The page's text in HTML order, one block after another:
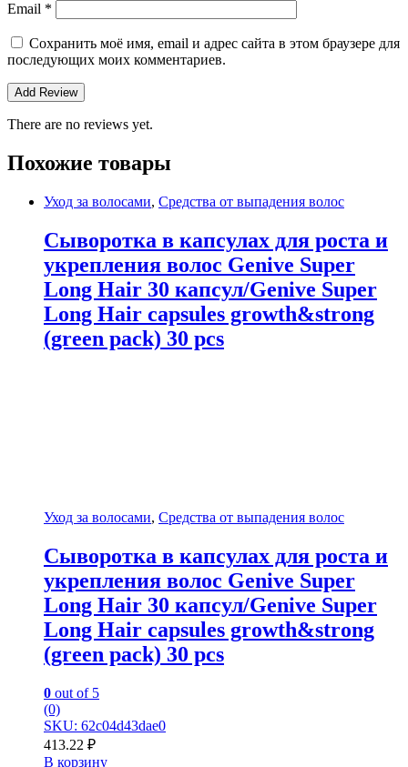
Email *
Сохранить моё имя, email и адрес сайта в этом браузере для
последующих моих комментариев.
There are no reviews yet.
Похожие товары
Уход за волосами, Средства от выпадения волос
Сыворотка в капсулах для роста и
укрепления волос Genive Super
Long Hair 30 капсул/Genive Super
Long Hair capsules growth&strong
(green pack) 30 pcs
Уход за волосами, Средства от выпадения волос
Сыворотка в капсулах для роста и
укрепления волос Genive Super
Long Hair 30 капсул/Genive Super
Long Hair capsules growth&strong
(green pack) 30 pcs
0 out of 5
(0)
SKU: 62c04d43dae0
413.22 ₽
В корзину